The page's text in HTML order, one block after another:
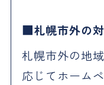
札幌市外の
札幌市外の地
応じてホーム